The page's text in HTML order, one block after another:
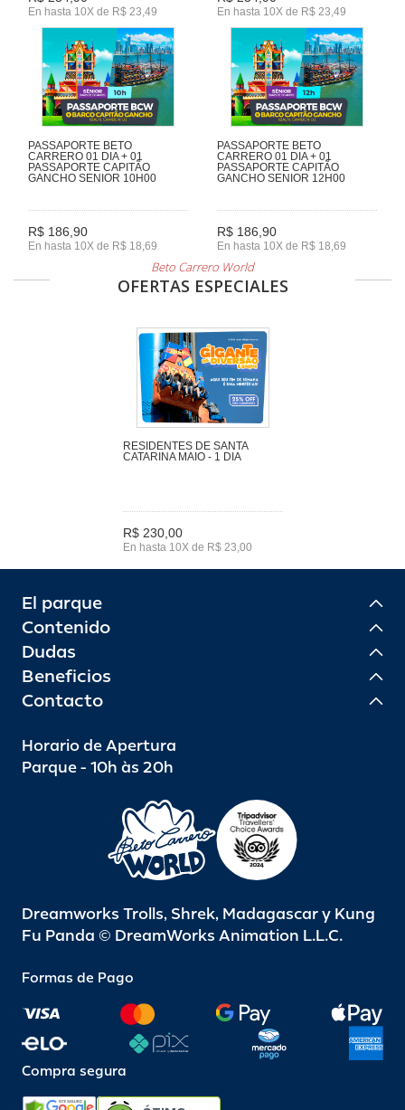
En hasta 10X de R$ 23,49 En hasta 10X de R$ 23,49
PASSAPORTE BETO
CARRERO 01 DIA + 01
PASSAPORTE CAPITÃO
GANCHO SENIOR 10H00
R$ 186,90
En hasta 10X de R$ 18,69
PASSAPORTE BETO
CARRERO 01 DIA + 01
PASSAPORTE CAPITÃO
GANCHO SENIOR 12H00
R$ 186,90
En hasta 10X de R$ 18,69
Beto Carrero World
OFERTAS ESPECIALES
RESIDENTES DE SANTA
CATARINA MAIO - 1 DIA
R$ 230,00
En hasta 10X de R$ 23,00
El parque
Contenido
Dudas
Beneficios
Contacto
Horario de Apertura
Parque - 10h às 20h
Dreamworks Trolls, Shrek, Madagascar y Kung
Fu Panda © DreamWorks Animation L.L.C.
Formas de Pago
Compra segura